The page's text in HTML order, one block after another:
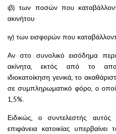
ιβ) των ποσών που
ακινήτου
ιγ) των εισφορών που
Αν στο συνολικό εισόδημα
ακίνητα, εκτός από το
ιδιοκατοίκηση γενικά, το
σε συμπληρωματικό φόρο, ο
1,5%.
Ειδικώς, ο συντελεστής
επιφάνεια κατοικίας